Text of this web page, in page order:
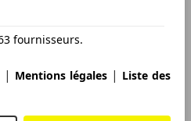
fournisseurs.
| Mentions légales | Liste des